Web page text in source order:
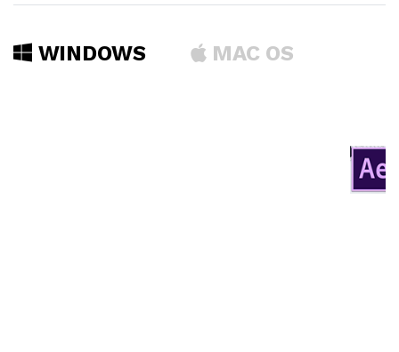
WINDOWS MAC OS